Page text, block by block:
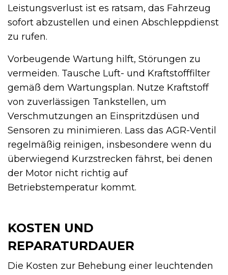
Leistungsverlust ist es ratsam, das Fahrzeug
sofort abzustellen und einen Abschleppdienst
zu rufen.
Vorbeugende Wartung hilft, Störungen zu
vermeiden. Tausche Luft- und Kraftstofffilter
gemäß dem Wartungsplan. Nutze Kraftstoff
von zuverlässigen Tankstellen, um
Verschmutzungen an Einspritzdüsen und
Sensoren zu minimieren. Lass das AGR-Ventil
regelmäßig reinigen, insbesondere wenn du
überwiegend Kurzstrecken fährst, bei denen
der Motor nicht richtig auf
Betriebstemperatur kommt.
KOSTEN UND
REPARATURDAUER
Die Kosten zur Behebung einer leuchtenden